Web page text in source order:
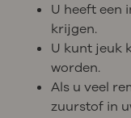
U heeft een
krijgen.
U kunt jeuk
worden.
Als u veel
zuurstof in